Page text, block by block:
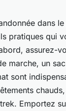
dans le
pratiques qui
assurez-
marche, un
sont
Emportez